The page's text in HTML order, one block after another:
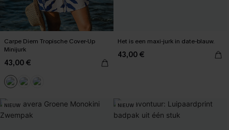
Carpe Diem Tropische Cover-Up
Minijurk
43,00 €
Het is een maxi-jurk in date-blauw.
43,00 €
NIEUW NIEUW